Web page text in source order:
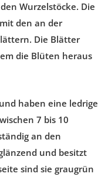
Wurzelstöcke. Die
den an der
Die Blätter
die Blüten heraus
haben eine ledrige
7 bis 10
an den
und besitzt
sind sie graugrün